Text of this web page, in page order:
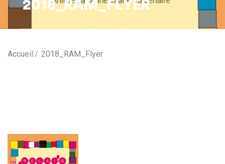
2018_RAM_FLYER
Accueil 2018_RAM_Flyer